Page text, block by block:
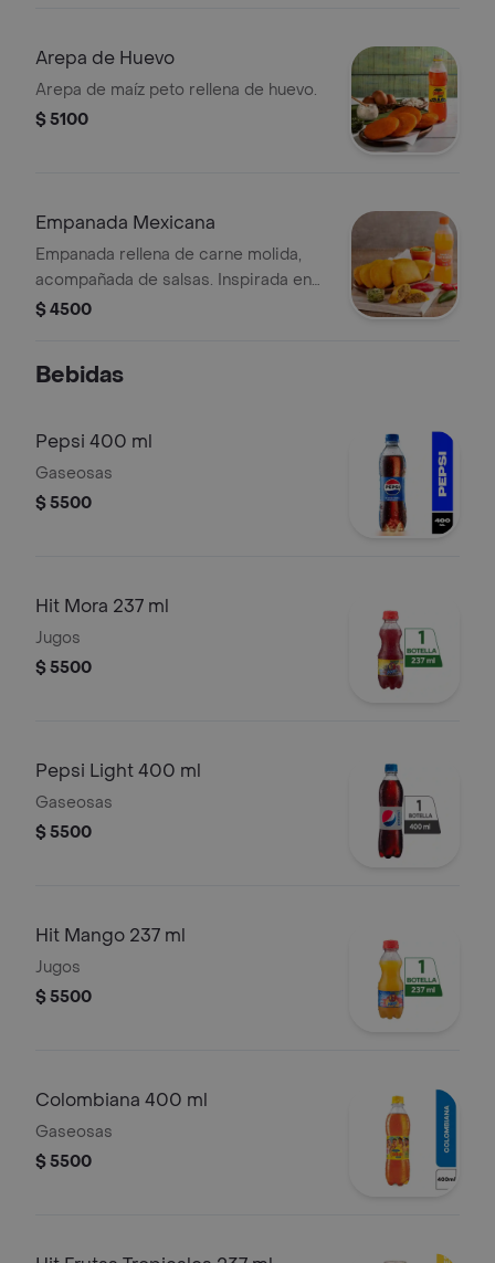
Arepa de Huevo
Arepa de maíz peto rellena de huevo.
$ 5100
Empanada Mexicana
Empanada rellena de carne molida,
acompañada de salsas. Inspirada en
sabores mexicanos.
$ 4500
Bebidas
Pepsi 400 ml
Gaseosas
$ 5500
Hit Mora 237 ml
Jugos
$ 5500
Pepsi Light 400 ml
Gaseosas
$ 5500
Hit Mango 237 ml
Jugos
$ 5500
Colombiana 400 ml
Gaseosas
$ 5500